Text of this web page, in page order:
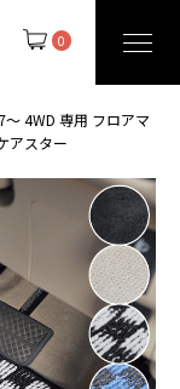
0
4WD 専用 フロアマ
アスター